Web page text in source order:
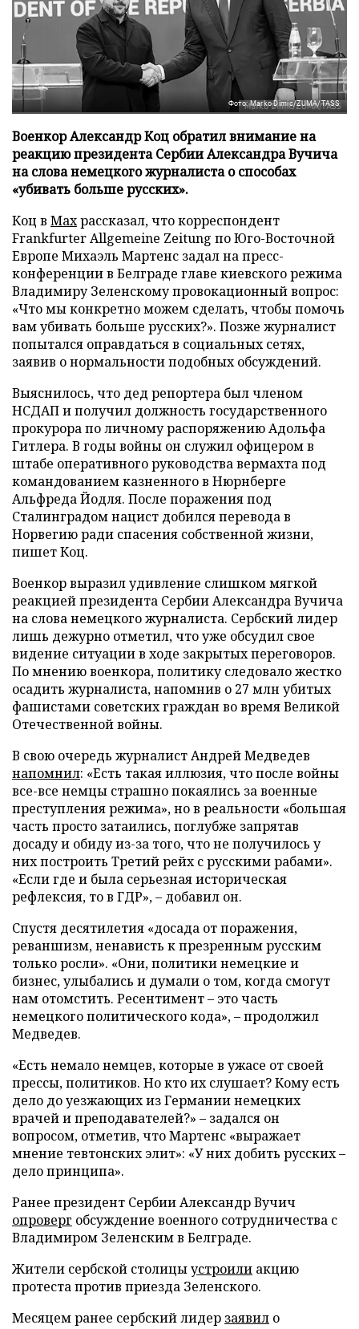
Фото: Marko Dimic/ZUMA/TASS
Военкор Александр Коц обратил внимание на
реакцию президента Сербии Александра Вучича
на слова немецкого журналиста о способах
«убивать больше русских».
Коц в Махрассказал, что корреспондент
Frankfurter Allgemeine Zeitung по Юго-Восточной
Европе Михаэль Мартенс задал на пресс-
конференции в Белграде главе киевского режима
Владимиру Зеленскому провокационный вопрос:
«Что мы конкретно можем сделать, чтобы помочь
вам убивать больше русских?». Позже журналист
попытался оправдаться в социальных сетях,
заявив о нормальности подобных обсуждений.
Выяснилось, что дед репортера был членом
НСДАП и получил должность государственного
прокурора по личному распоряжению Адольфа
Гитлера. В годы войны он служил офицером в
штабе оперативного руководства вермахта под
командованием казненного в Нюрнберге
Альфреда Йодля. После поражения под
Сталинградом нацист добился перевода в
Норвегию ради спасения собственной жизни,
пишет Коц.
Военкор выразил удивление слишком мягкой
реакцией президента Сербии Александра Вучича
на слова немецкого журналиста. Сербский лидер
лишь дежурно отметил, что уже обсудил свое
видение ситуации в ходе закрытых переговоров.
По мнению военкора, политику следовало жестко
осадить журналиста, напомнив о 27 млн убитых
фашистами советских граждан во время Великой
Отечественной войны.
В свою очередь журналист Андрей Медведев
напомнил: «Есть такая иллюзия, что после войны
все-все немцы страшно покаялись за военные
преступления режима», но в реальности «большая
часть просто затаились, поглубже запрятав
досаду и обиду из-за того, что не получилось у
них построить Третий рейх с русскими рабами».
«Если где и была серьезная историческая
рефлексия, то в ГДР», – добавил он.
Спустя десятилетия «досада от поражения,
реваншизм, ненависть к презренным русским
только росли». «Они, политики немецкие и
бизнес, улыбались и думали о том, когда смогут
нам отомстить. Ресентимент – это часть
немецкого политического кода», – продолжил
Медведев.
«Есть немало немцев, которые в ужасе от своей
прессы, политиков. Но кто их слушает? Кому есть
дело до уезжающих из Германии немецких
врачей и преподавателей?» – задался он
вопросом, отметив, что Мартенс «выражает
мнение тевтонских элит»: «У них добить русских –
дело принципа».
Ранее президент Сербии Александр Вучич
опроверг обсуждение военного сотрудничества с
Владимиром Зеленским в Белграде.
Жители сербской столицыустроили акцию
протеста против приезда Зеленского.
Месяцем ранее сербский лидер заявил о